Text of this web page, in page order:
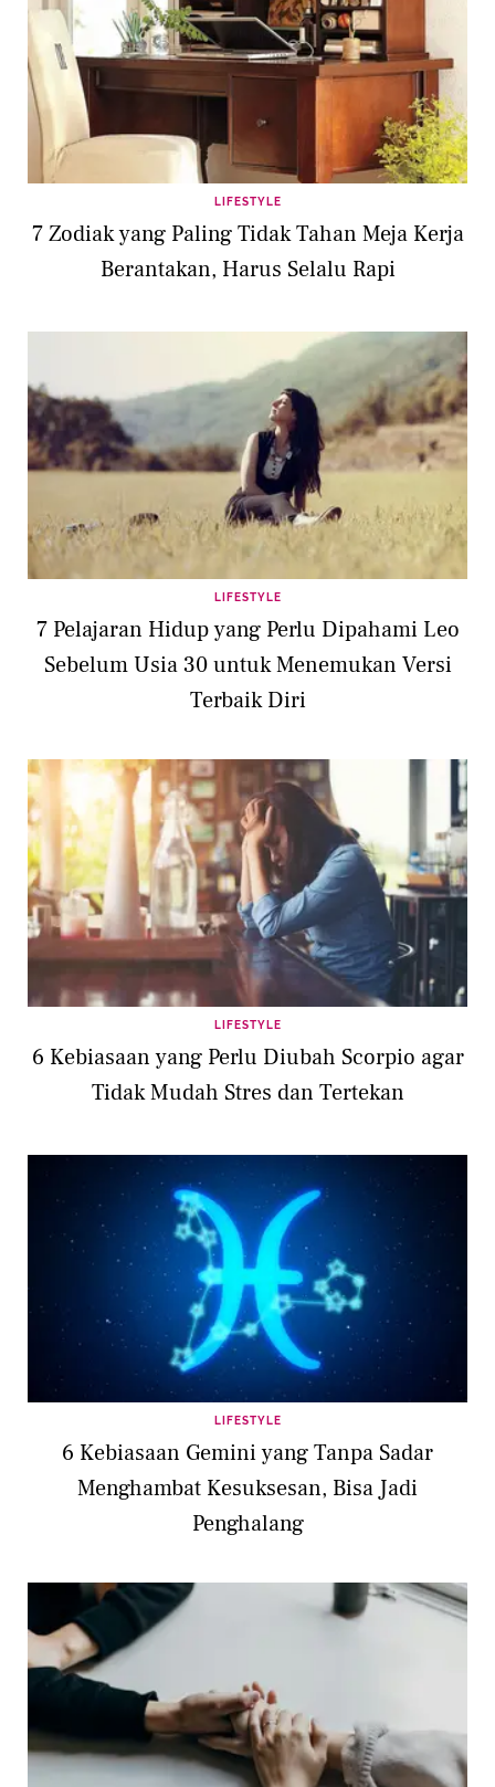
LIFESTYLE
7 Zodiak yang Paling Tidak Tahan Meja Kerja
Berantakan, Harus Selalu Rapi
LIFESTYLE
7 Pelajaran Hidup yang Perlu Dipahami Leo
Sebelum Usia 30 untuk Menemukan Versi
Terbaik Diri
LIFESTYLE
6 Kebiasaan yang Perlu Diubah Scorpio agar
Tidak Mudah Stres dan Tertekan
LIFESTYLE
6 Kebiasaan Gemini yang Tanpa Sadar
Menghambat Kesuksesan, Bisa Jadi
Penghalang